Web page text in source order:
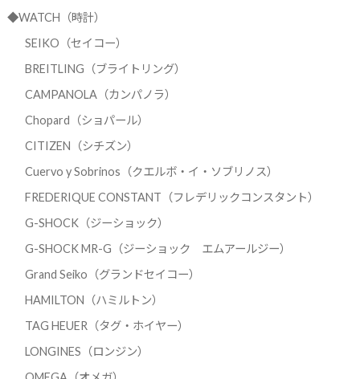
◆WATCH（時計）
SEIKO（セイコー）
BREITLING（ブライトリング）
CAMPANOLA（カンパノラ）
Chopard（ショパール）
CITIZEN（シチズン）
Cuervo y Sobrinos（クエルボ・イ・ソブリノス）
FREDERIQUE CONSTANT（フレデリックコンスタント）
G-SHOCK（ジーショック）
G-SHOCK MR-G（ジーショック エムアールジー）
Grand Seiko（グランドセイコー）
HAMILTON（ハミルトン）
TAG HEUER（タグ・ホイヤー）
LONGINES（ロンジン）